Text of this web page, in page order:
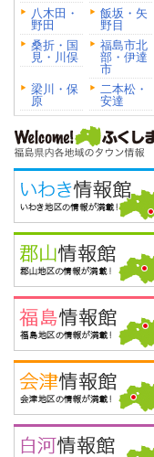
八木田・
野田
飯坂・矢
野目
桑折・国
見・川俣
福島市北
部・伊達
市
梁川・保
原
二本松・
安達